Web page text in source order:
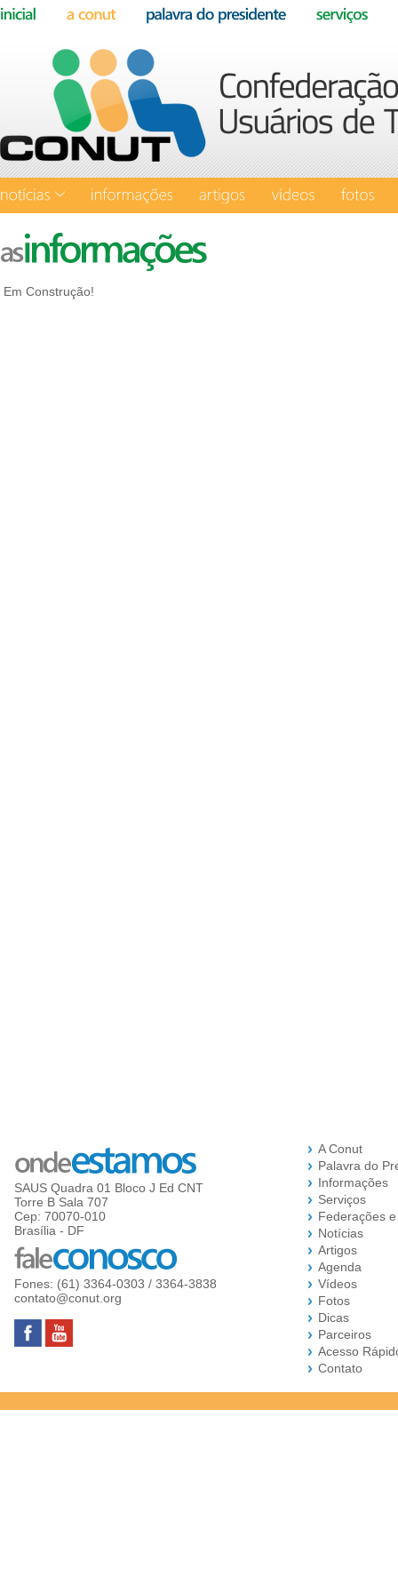
Em Construção!
SAUS Quadra 01 Bloco J Ed CNT
Torre B Sala 707
Cep: 70070-010
Brasília - DF
Fones: (61) 3364-0303 / 3364-3838
contato@conut.org
A Conut
Palavra do
Informações
Serviços
Federações
Notícias
Artigos
Agenda
Vídeos
Fotos
Dicas
Parceiros
Acesso
Contato